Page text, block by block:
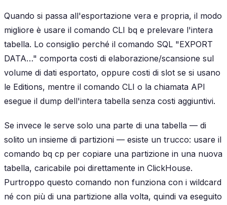
Quando si passa all'esportazione vera e propria, il modo
migliore è usare il comando CLI bq e prelevare l'intera
tabella. Lo consiglio perché il comando SQL "EXPORT
DATA…" comporta costi di elaborazione/scansione sul
volume di dati esportato, oppure costi di slot se si usano
le Editions, mentre il comando CLI o la chiamata API
esegue il dump dell'intera tabella senza costi aggiuntivi.
Se invece le serve solo una parte di una tabella — di
solito un insieme di partizioni — esiste un trucco: usare il
comando bq cp per copiare una partizione in una nuova
tabella, caricabile poi direttamente in ClickHouse.
Purtroppo questo comando non funziona con i wildcard
né con più di una partizione alla volta, quindi va eseguito